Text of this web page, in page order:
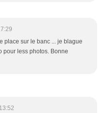
place sur le banc ... je blague
pour less photos. Bonne